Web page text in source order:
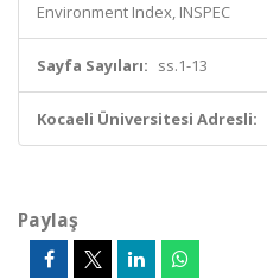
Environment Index, INSPEC
Sayfa Sayıları: ss.1-13
Kocaeli Üniversitesi Adresli:
Paylaş